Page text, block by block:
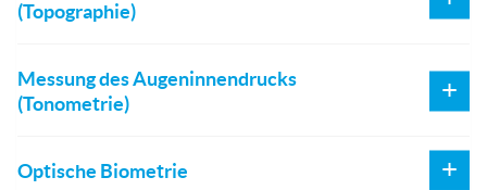
(Topographie)
Messung des Augeninnendrucks
(Tonometrie)
Optische Biometrie